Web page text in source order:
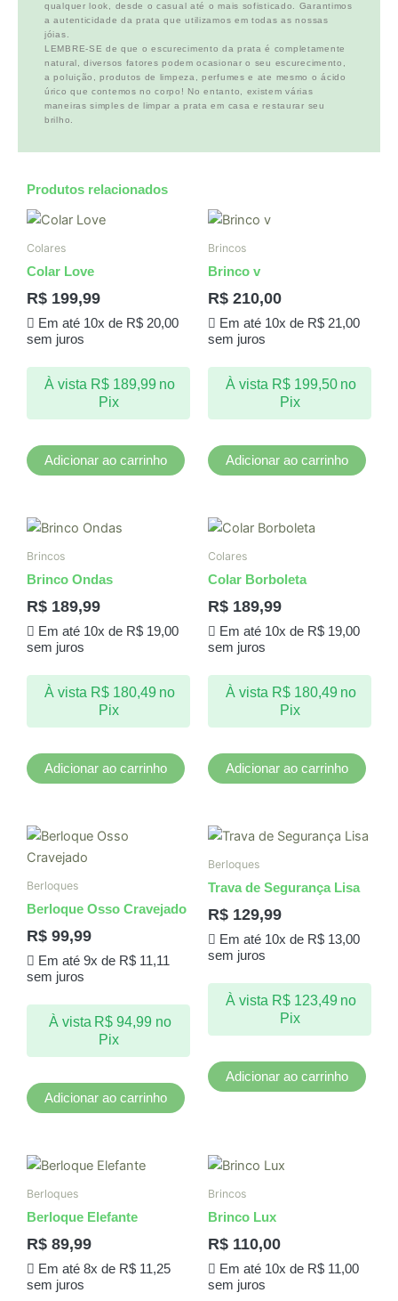
qualquer look, desde o casual até o mais sofisticado. Garantimos
a autenticidade da prata que utilizamos em todas as nossas
jóias.
LEMBRE-SE de que o escurecimento da prata é completamente
natural, diversos fatores podem ocasionar o seu escurecimento,
a poluição, produtos de limpeza, perfumes e ate mesmo o ácido
úrico que contemos no corpo! No entanto, existem várias
maneiras simples de limpar a prata em casa e restaurar seu
brilho.
Produtos relacionados
Colares
Colar Love
R$ 199,99
Em até 10x de R$20,00
sem juros
À vista R$189,99 no
Pix
Adicionar ao carrinho
Brincos
Brinco v
R$ 210,00
Em até 10x de R$21,00
sem juros
À vista R$199,50 no
Pix
Adicionar ao carrinho
Brincos
Brinco Ondas
R$ 189,99
Em até 10x de R$19,00
sem juros
À vista R$180,49 no
Pix
Adicionar ao carrinho
Colares
Colar Borboleta
R$ 189,99
Em até 10x de R$19,00
sem juros
À vista R$180,49 no
Pix
Adicionar ao carrinho
Berloques
Berloque Osso Cravejado
R$ 99,99
Em até 9x de R$11,11
sem juros
À vista R$ 94,99 no
Pix
Adicionar ao carrinho
Berloques
Trava de Segurança Lisa
R$ 129,99
Em até 10x de R$13,00
sem juros
À vista R$123,49 no
Pix
Adicionar ao carrinho
Berloques
Berloque Elefante
R$ 89,99
Em até 8x de R$11,25
sem juros
Brincos
Brinco Lux
R$ 110,00
Em até 10x de R$11,00
sem juros